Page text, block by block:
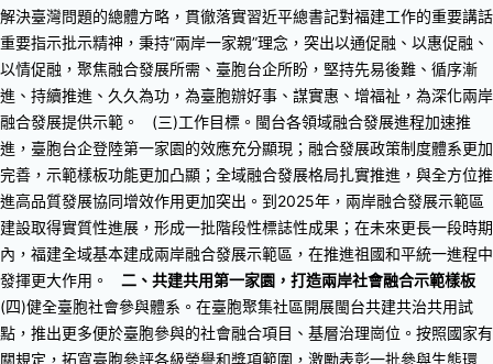
解決臺灣問題的總體方略，貫徹落實習近平總書記對福建工作的重要講話
重要指示批示精神，秉持“兩岸一家親”理念，突出以通促融、以惠促融、
以情促融，聚焦融合發展所需、臺胞台企所盼，堅持先易後難、循序漸
進、持續推進、久久為功，為臺胞辦好事、謀實惠、增福祉，為深化兩岸
融合發展提供示範。
(三)工作目標。閩台各領域融合發展進程加速推
進，臺胞台企登陸第一家園的效應充分顯現；融合發展政策制度體系更加
完善，示範樣板功能更加凸顯；全域融合發展格局扎實推進，與全方位推
進高品質發展協同增效作用更加突出。到2025年，兩岸融合發展示範區
建設取得實質性進展，形成一批階段性標誌性成果；在未來更長一段時期
內，福建全域基本建成兩岸融合發展示範區，在推進祖國和平統一進程中
發揮更大作用。
二、共建共用第一家園，打造兩岸社會融合示範樣板
(四)健全臺胞社會參與體系。在臺胞聚集社區開展閩台共建共治共用試
點，推出更多便於臺胞參與的社會融合項目、基層治理崗位。按照國家有
關規定，拓寬臺胞參評各級榮譽和獎項範圍，激勵表彰一批參與生態環